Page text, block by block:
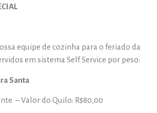
equipe de cozinha para o feriado da
em sistema Self Service por peso:
Santa
– Valor do Quilo: R$80,00